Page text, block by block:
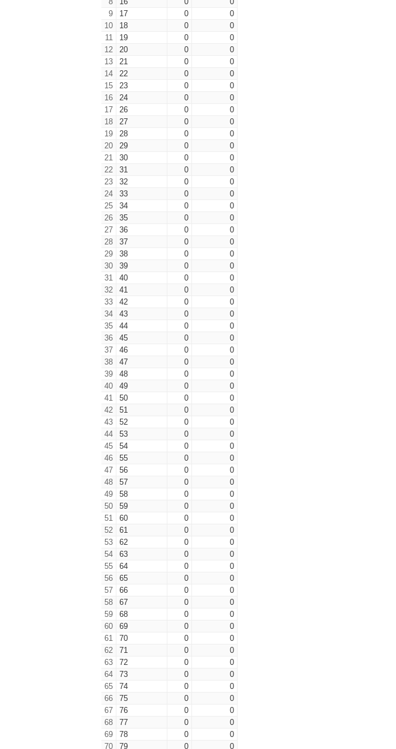
9
17 0
0
10
18 0
0
11
19 0
0
12
20 0
0
13
21 0
0
14
22 0
0
15
23 0
0
16
24 0
0
17
26 0
0
18
27 0
0
19
28 0
0
20
29 0
0
21
30 0
0
22
31 0
0
23
32 0
0
24
33 0
0
25
34 0
0
26
35 0
0
27
36 0
0
28
37 0
0
29
38 0
0
30
39 0
0
31
40 0
0
32
41 0
0
33
42 0
0
34
43 0
0
35
44 0
0
36
45 0
0
37
46 0
0
38
47 0
0
39
48 0
0
40
49 0
0
41
50 0
0
42
51 0
0
43
52 0
0
44
53 0
0
45
54 0
0
46
55 0
0
47
56 0
0
48
57 0
0
49
58 0
0
50
59 0
0
51
60 0
0
52
61 0
0
53
62 0
0
54
63 0
0
55
64 0
0
56
65 0
0
57
66 0
0
58
67 0
0
59
68 0
0
60
69 0
0
61
70 0
0
62
71 0
0
63
72 0
0
64
73 0
0
65
74 0
0
66
75 0
0
67
76 0
0
68
77 0
0
69
78 0
0
70
79 0
0